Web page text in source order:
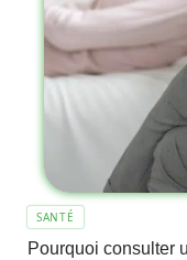
SANTÉ
Pourquoi consulter